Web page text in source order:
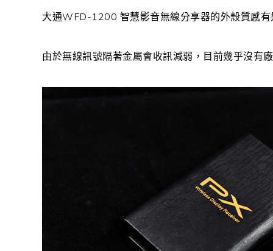
大通WFD-1200 智慧影音無線分享器的外殼質感
由於無線訊號隔著金屬會收訊減弱，目前幾乎沒有